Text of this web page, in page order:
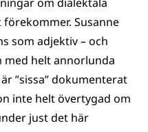
Susanne
som adjektiv – och
med helt annorlunda
”sissa” dokumenterat
inte helt övertygad om
just det här